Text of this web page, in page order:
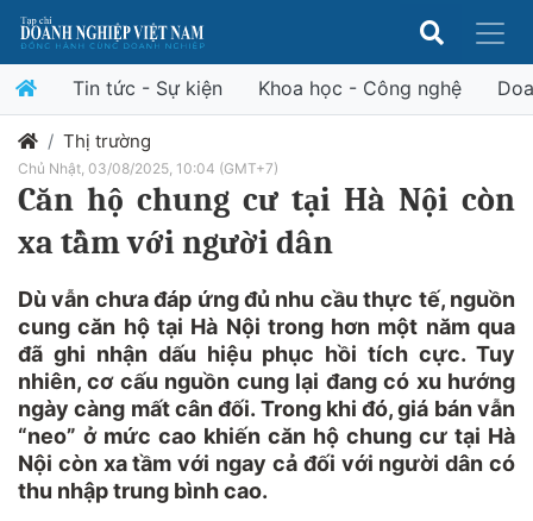
Tin tức - Sự kiện Khoa học - Công nghệ
Thị trường
Chủ Nhật, 03/08/2025, 10:04 (GMT+7)
Căn hộ chung cư tại Hà Nội còn
xa tầm với người dân
Dù vẫn chưa đáp ứng đủ nhu cầu thực tế, nguồn
cung căn hộ tại Hà Nội trong hơn một năm qua
đã ghi nhận dấu hiệu phục hồi tích cực. Tuy
nhiên, cơ cấu nguồn cung lại đang có xu hướng
ngày càng mất cân đối. Trong khi đó, giá bán vẫn
“neo” ở mức cao khiến căn hộ chung cư tại Hà
Nội còn xa tầm với ngay cả đối với người dân có
thu nhập trung bình cao.